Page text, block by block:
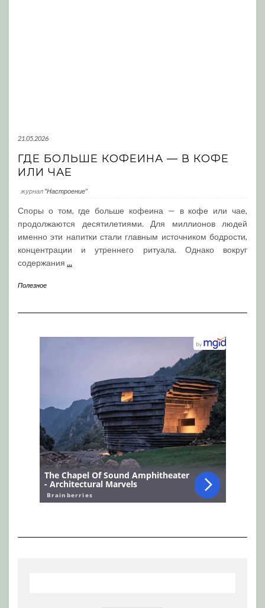
21.05.2026
ГДЕ БОЛЬШЕ КОФЕИНА — В КОФЕ
ИЛИ ЧАЕ
журнал "Настроение"
Споры о том, где больше кофеина — в кофе или чае,
продолжаются десятилетиями. Для миллионов людей
именно эти напитки стали главным источником бодрости,
концентрации и утреннего ритуала. Однако вокруг
содержания ...
Полезное